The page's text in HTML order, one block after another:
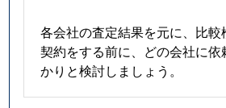
各会社の査定結果を元に、比較
契約をする前に、どの会社に依
かりと検討しましょう。